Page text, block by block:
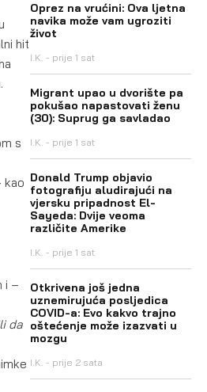
hit
s
kao
i –
da
Oprez na vrućini: Ova ljetna
navika može vam ugroziti
život
I.K. prije 1 sat
Migrant upao u dvorište pa
pokušao napastovati ženu
(30): Suprug ga savladao
I.K. prije 1 sat
Donald Trump objavio
fotografiju aludirajući na
vjersku pripadnost El-
Sayeda: Dvije veoma
različite Amerike
I.K. prije 1 sat
Otkrivena još jedna
uznemirujuća posljedica
COVID-a: Evo kakvo trajno
oštećenje može izazvati u
mozgu
I.K. prije 2 sata